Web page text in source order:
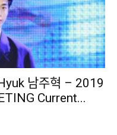
남주혁 – 2019
Current...